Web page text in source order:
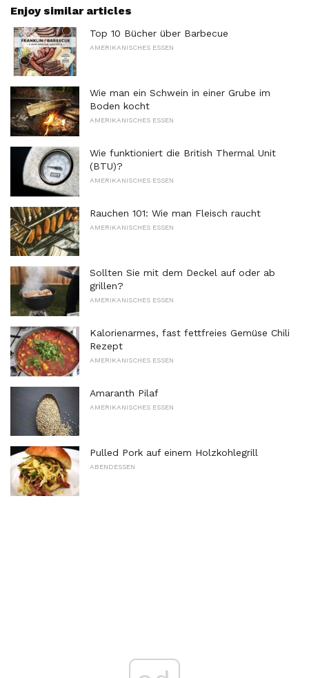
Enjoy similar articles
Top 10 Bücher über Barbecue
AMERIKANISCHES ESSEN
Wie man ein Schwein in einer Grube im
Boden kocht
AMERIKANISCHES ESSEN
Wie funktioniert die British Thermal Unit
(BTU)?
AMERIKANISCHES ESSEN
Rauchen 101: Wie man Fleisch raucht
AMERIKANISCHES ESSEN
Sollten Sie mit dem Deckel auf oder ab
grillen?
AMERIKANISCHES ESSEN
Kalorienarmes, fast fettfreies Gemüse Chili
Rezept
AMERIKANISCHES ESSEN
Amaranth Pilaf
AMERIKANISCHES ESSEN
Pulled Pork auf einem Holzkohlegrill
ABENDESSEN